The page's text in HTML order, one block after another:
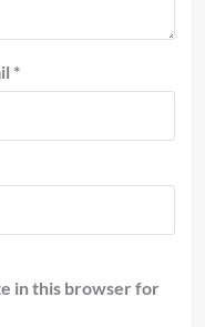
*
in this browser for